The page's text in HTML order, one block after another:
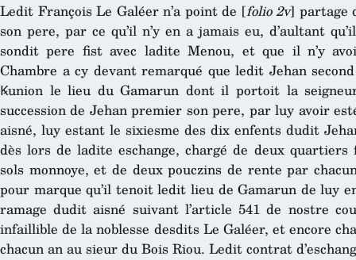
Ledit François Le Galéer n’a point de [folio 2v] partage
son pere, par ce qu’il n’y en a jamais eu, d’aultant
sondit pere fist avec ladite Menou, et que il n’y
Chambre a cy devant remarqué que ledit Jehan
Ꝃunion le lieu du Gamarun dont il portoit la
succession de Jehan premier son pere, par luy avoir
aisné, luy estant le sixiesme des dix enfents dudit
dès lors de ladite eschange, chargé de deux quartiers
sols monnoye, et de deux pouczins de rente par
pour marque qu’il tenoit ledit lieu de Gamarun de luy
ramage dudit aisné suivant l’article 541 de nostre
infaillible de la noblesse desdits Le Galéer, et encore
chacun an au sieur du Bois Riou. Ledit contrat